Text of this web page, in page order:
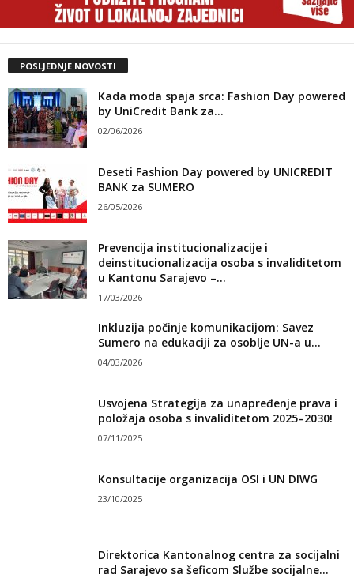
POSLJEDNJE NOVOSTI
Kada moda spaja srca: Fashion Day powered
by UniCredit Bank za...
02/06/2026
Deseti Fashion Day powered by UNICREDIT
BANK za SUMERO
26/05/2026
Prevencija institucionalizacije i
deinstitucionalizacija osoba s invaliditetom
u Kantonu Sarajevo –...
17/03/2026
Inkluzija počinje komunikacijom: Savez
Sumero na edukaciji za osoblje UN-a u...
04/03/2026
Usvojena Strategija za unapređenje prava i
položaja osoba s invaliditetom 2025–2030!
07/11/2025
Konsultacije organizacija OSI i UN DIWG
23/10/2025
Direktorica Kantonalnog centra za socijalni
rad Sarajevo sa šeficom Službe socijalne...